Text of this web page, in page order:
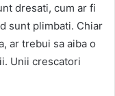
dresati, cum ar fi
sunt plimbati. Chiar
ar trebui sa aiba o
Unii crescatori